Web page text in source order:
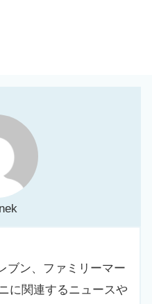
ブン、ファミリーマー
に関連するニュースや